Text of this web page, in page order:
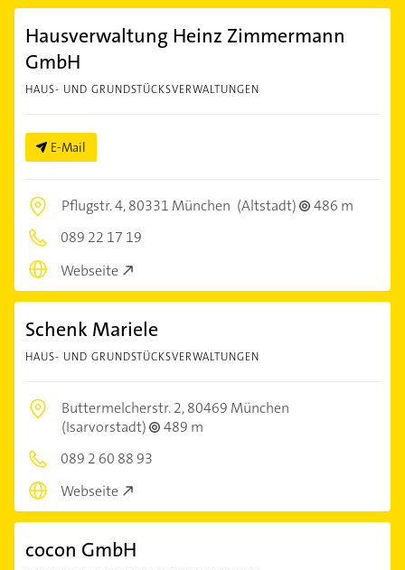
Hausverwaltung Heinz Zimmermann
GmbH
HAUS- UND GRUNDSTÜCKSVERWALTUNGEN
E-Mail
Pflugstr. 4,80331 München (Altstadt)
486 m
089 22 17 19
Webseite
Schenk Mariele
HAUS- UND GRUNDSTÜCKSVERWALTUNGEN
Buttermelcherstr. 2,80469 München
(Isarvorstadt)
489 m
089 2 60 88 93
Webseite
cocon GmbH